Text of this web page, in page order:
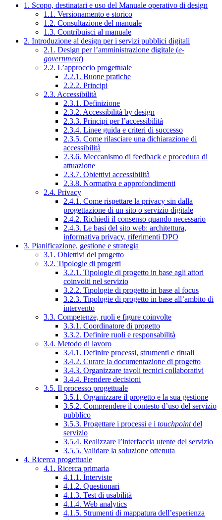
1. Scopo, destinatari e uso del Manuale operativo di design
1.1. Versionamento e storico
1.2. Consultazione del manuale
1.3. Contribuisci al manuale
2. Introduzione al design per i servizi pubblici digitali
2.1. Design per l’amministrazione digitale (e-
government)
2.2. L’approccio progettuale
2.2.1. Buone pratiche
2.2.2. Principi
2.3. Accessibilità
2.3.1. Definizione
2.3.2. Accessibilità by design
2.3.3. Principi per l’accessibilità
2.3.4. Linee guida e criteri di successo
2.3.5. Come rilasciare una dichiarazione di
accessibilità
2.3.6. Meccanismo di feedback e procedura di
attuazione
2.3.7. Obiettivi accessibilità
2.3.8. Normativa e approfondimenti
2.4. Privacy
2.4.1. Come rispettare la privacy sin dalla
progettazione di un sito o servizio digitale
2.4.2. Richiedi il consenso quando necessario
2.4.3. Le basi del sito web: architettura,
informativa privacy, riferimenti DPO
3. Pianificazione, gestione e strategia
3.1. Obiettivi del progetto
3.2. Tipologie di progetti
3.2.1. Tipologie di progetto in base agli attori
coinvolti nel servizio
3.2.2. Tipologie di progetto in base al focus
3.2.3. Tipologie di progetto in base all’ambito di
intervento
3.3. Competenze, ruoli e figure coinvolte
3.3.1. Coordinatore di progetto
3.3.2. Definire ruoli e responsabilità
3.4. Metodo di lavoro
3.4.1. Definire processi, strumenti e rituali
3.4.2. Curare la documentazione di progetto
3.4.3. Organizzare tavoli tecnici collaborativi
3.4.4. Prendere decisioni
3.5. Il processo progettuale
3.5.1. Organizzare il progetto e la sua gestione
3.5.2. Comprendere il contesto d’uso del servizio
pubblico
3.5.3. Progettare i processi e i touchpointdel
servizio
3.5.4. Realizzare l’interfaccia utente del servizio
3.5.5. Validare la soluzione ottenuta
4. Ricerca progettuale
4.1. Ricerca primaria
4.1.1. Interviste
4.1.2. Questionari
4.1.3. Test di usabilità
4.1.4. Web analytics
4.1.5. Strumenti di mappatura dell’esperienza